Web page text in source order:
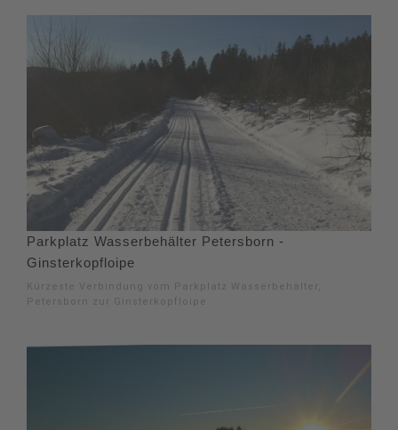
Parkplatz Wasserbehälter Petersborn -
Ginsterkopfloipe
Kürzeste Verbindung vom Parkplatz Wasserbehälter,
Petersborn zur Ginsterkopfloipe